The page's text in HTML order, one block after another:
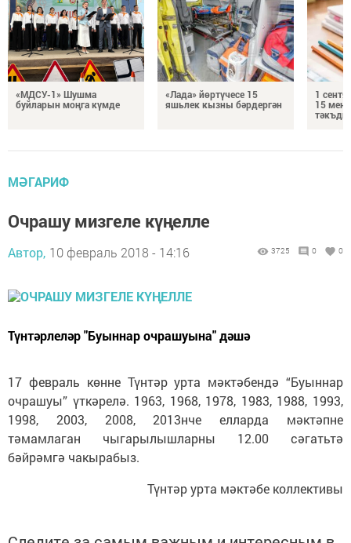
«МДСУ-1» Шушма
буйларын моңга күмде
«Лада» йөртүчесе 15
яшьлек кызны бәрдергән
1
15 мең
МӘГАРИФ
Очрашу мизгеле күңелле
Автор, 10 февраль 2018 - 14:16 3725 0 0
Түнтәрлеләр "Буыннар очрашуына" дәшә
17 февраль көнне Түнтәр урта мәктәбендә “Буыннар
очрашуы” үткәрелә. 1963, 1968, 1978, 1983, 1988, 1993,
1998, 2003, 2008, 2013нче елларда мәктәпне
тәмамлаган чыгарылышларны 12.00 сәгатьтә
бәйрәмгә чакырабыз.
Түнтәр урта мәктәбе коллективы